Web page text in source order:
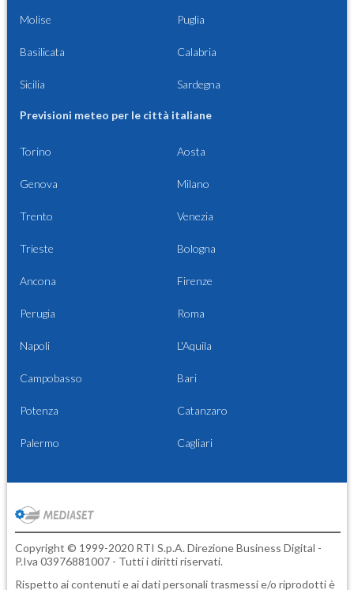
Molise Puglia
Basilicata Calabria
Sicilia Sardegna
Previsioni meteo per le città italiane
Torino Aosta
Genova Milano
Trento Venezia
Trieste Bologna
Ancona Firenze
Perugia Roma
Napoli L'Aquila
Campobasso Bari
Potenza Catanzaro
Palermo Cagliari
Copyright © 1999-2020 RTI S.p.A. Direzione Business Digital -
P.Iva 03976881007 - Tutti i diritti riservati.
Rispetto ai contenuti e ai dati personali trasmessi e/o riprodotti è